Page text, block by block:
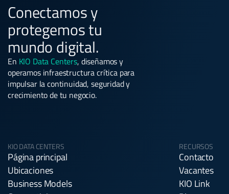
Conectamos y
protegemos tu
mundo digital.
En KIO Data Centers, diseñamos y
operamos infraestructura crítica para
impulsar la continuidad, seguridad y
crecimiento de tu negocio.
KIO DATA CENTERS
Página principal
Ubicaciones
Business Models
RECURSOS
Contacto
Vacantes
KIO Link